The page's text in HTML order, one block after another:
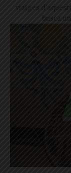
viatges
busca